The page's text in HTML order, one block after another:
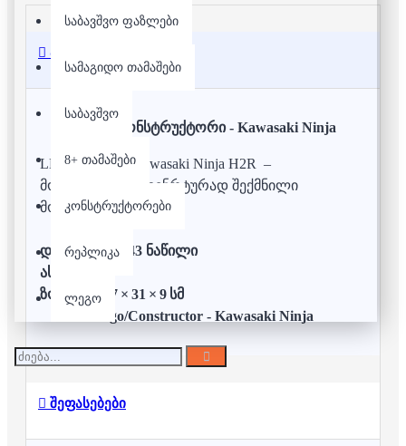
საბავშვო ფაზლები
სამაგიდო თამაშები
საბავშვო
8+ თამაშები
კონსტრუქტორები
რეპლიკა
ლეგო
აღწერა
ლეგო/კონსტრუქტორი - Kawasaki Ninja
LEGO Technic Kawasaki Ninja H2R –
მოტოციკლის იდენრტურად შექმნილი
მოდელი.
დეტალები:643 ნაწილი
ასაკი:
ზომები: ~17 × 31 × 9 სმ
Lego/Constructor - Kawasaki Ninja
შეფასებები